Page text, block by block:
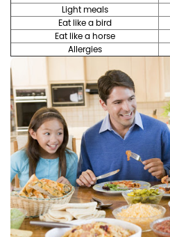
Light meals
Eat like a bird
Eat like a horse
Allergies